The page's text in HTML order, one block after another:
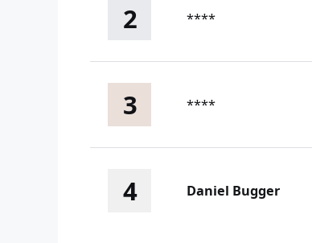
2 ****
3 ****
4 Daniel Bugger